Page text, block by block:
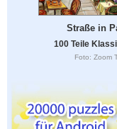
Straße in
100 Teile
Foto: Zoom